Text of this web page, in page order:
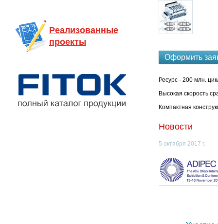
Оформить
Ресурс - 200 млн.
Высокая скорость
Компактная
Новости
5 октября 2017 г.
Реализованные
проекты